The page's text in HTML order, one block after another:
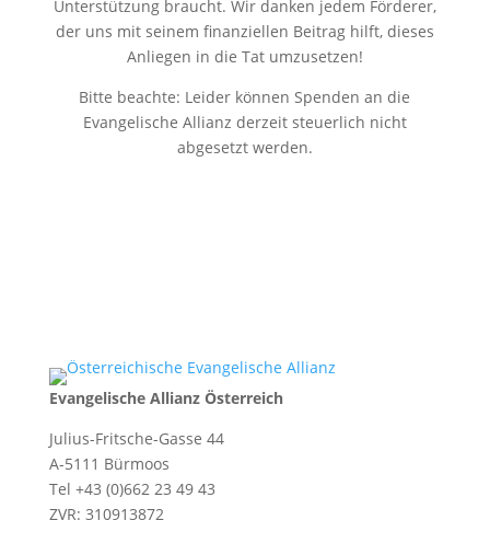
Unterstützung braucht. Wir danken jedem Förderer,
der uns mit seinem finanziellen Beitrag hilft, dieses
Anliegen in die Tat umzusetzen!
Bitte beachte: Leider können Spenden an die
Evangelische Allianz derzeit steuerlich nicht
abgesetzt werden.
Evangelische Allianz Österreich
Julius-Fritsche-Gasse 44
A-5111 Bürmoos
Tel +43 (0)662 23 49 43
ZVR: 310913872